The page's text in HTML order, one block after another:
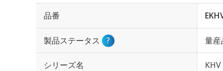
品番
製品ステータス ? 量産
シリーズ名 KHV